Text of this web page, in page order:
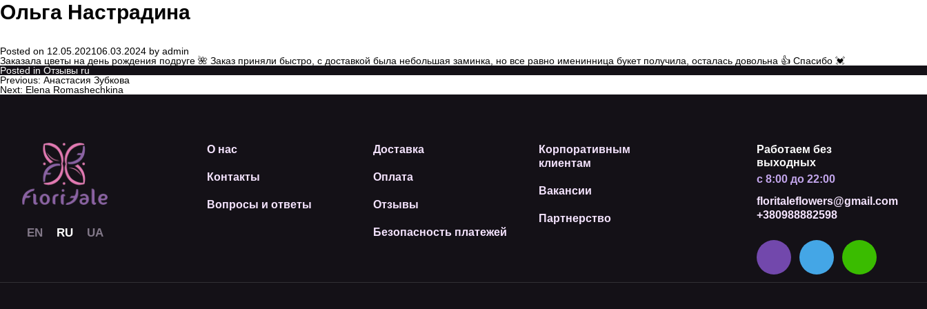
Ольга Настрадина
Posted on 12.05.202106.03.2024 by admin
Заказала цветы на день рождения подруге 🌺 Заказ приняли быстро, с доставкой была небольшая заминка, но все равно именинница букет получила, осталась довольна 👍 Спасибо 💓
Posted in Отзывы ru
Previous: Анастасия Зубкова
Next: Elena Romashechkina
О нас
Контакты
Вопросы и ответы
Доставка
Оплата
Отзывы
Безопасность платежей
Корпоративным
клиентам
Вакансии
Партнерство
Работаем без
выходных
с 8:00 до 22:00
floritaleflowers@gmail.com
+380988882598